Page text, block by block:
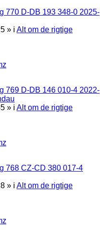
770 D-DB 193 348-0 2025-
» i Alt om de rigtige
769 D-DB 146 010-4 2022-
» i Alt om de rigtige
768 CZ-CD 380 017-4
» i Alt om de rigtige